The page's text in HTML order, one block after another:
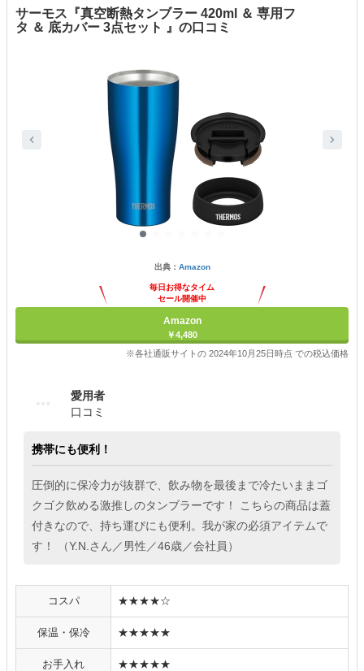
サーモス『真空断熱タンブラー 420ml ＆ 専用フ
タ ＆ 底カバー 3点セット 』の口コミ
出典： Amazon
毎日お得なタイム
セール開催中
Amazon
￥4,480
※各社通販サイトの 2024年10月25日時点 での税込価格
愛用者
口コミ
携帯にも便利！
圧倒的に保冷力が抜群で、飲み物を最後まで冷たいままゴ
クゴク飲める激推しのタンブラーです！ こちらの商品は蓋
付きなので、持ち運びにも便利。我が家の必須アイテムで
す！ （Y.N.さん／男性／46歳／会社員）
コスパ ★★★★☆
保温・保冷 ★★★★★
お手入れ ★★★★★